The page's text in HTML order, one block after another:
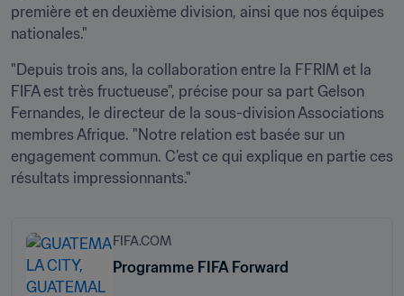
première et en deuxième division, ainsi que nos équipes
nationales."
"Depuis trois ans, la collaboration entre la FFRIM et la
FIFA est très fructueuse", précise pour sa part Gelson
Fernandes, le directeur de la sous-division Associations
membres Afrique. "Notre relation est basée sur un
engagement commun. C’est ce qui explique en partie ces
résultats impressionnants."
FIFA.COM
Programme FIFA Forward